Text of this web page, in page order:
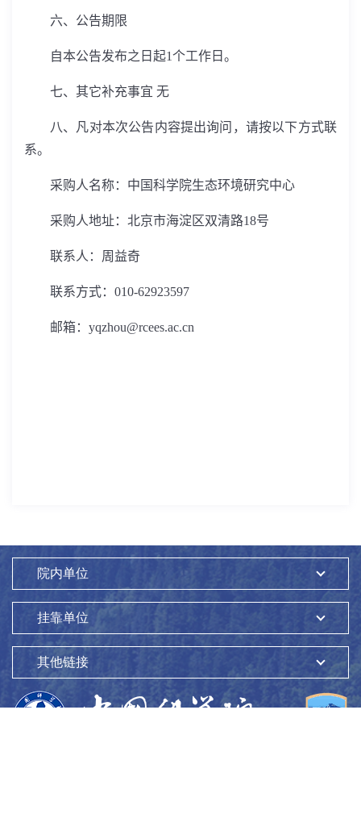
六、公告期限
自本公告发布之日起1个工作日。
七、其它补充事宜 无
八、凡对本次公告内容提出询问，请按以下方式联
系。
采购人名称：中国科学院生态环境研究中心
采购人地址：北京市海淀区双清路18号
联系人：周益奇
联系方式： 010-62923597
邮箱： yqzhou@rcees.ac.cn
院内单位
挂靠单位
其他链接